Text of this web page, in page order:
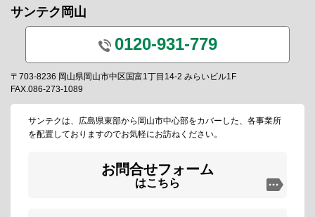
サンテク岡山
0120-931-779
〒703-8236 岡山県岡山市中区国富1丁目14-2 みらいビル1F
FAX.086-273-1089
サンテクは、広島県東部から岡山市中心部をカバーした、各事業所
を配置しておりますのでお気軽にお訪ねください。
お問合せフォーム
はこちら